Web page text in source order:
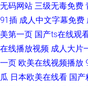
无码网站 三级无毒免费
91插 成人中文字幕免费
美第一页 国产ts在线观
在线播放视频 成人大片
一页 欧美在线视频播放
瓜 日本欧美在线看 国产